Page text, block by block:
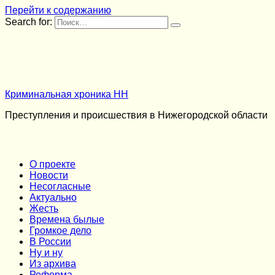
Перейти к содержанию
Search for:
Криминальная хроника НН
Преступления и происшествия в Нижегородской области
О проекте
Новости
Несогласные
Актуально
Жесть
Времена былые
Громкое дело
В России
Ну и ну
Из архива